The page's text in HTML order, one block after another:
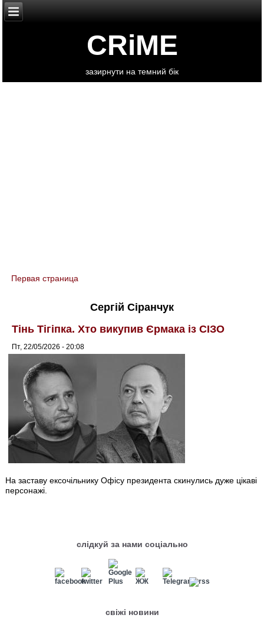
CRiME
зазирнути на темний бік
You are here
Первая страница
Сергій Сіранчук
Тінь Тігіпка. Хто викупив Єрмака із СІЗО
Пт, 22/05/2026 - 20:08
На заставу ексочільнику Офісу президента скинулись дуже цікаві
персонажі.
слідкуй за нами соціально
свіжі новини